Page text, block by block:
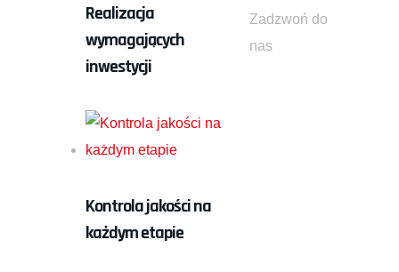
Realizacja
wymagających
inwestycji
Kontrola jakości na
każdym etapie
Zadzwoń do
nas